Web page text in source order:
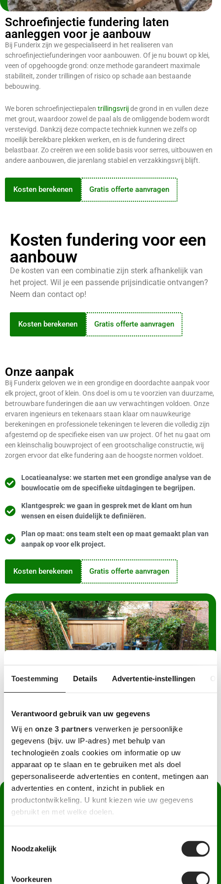
Toestemming Details Advertentie-instellingen
Verantwoord gebruik van uw gegevens
Wij en onze 3 partners verwerken je persoonlijke
gegevens (bijv. uw IP-adres) met behulp van
technologieën zoals cookies om informatie op uw
apparaat op te slaan en te gebruiken met als doel
gepersonaliseerde advertenties en content, metingen aan
advertenties en content, inzicht in publiek en
productontwikkeling. U kunt kiezen wie uw gegevens
gebruikt en met welke doelen.
verwerkt en stel uw voorkeuren in het
detailgedeelte
in.
Noodzakelijk
Voorkeuren
Schroefinjectie fundering laten
aanleggen voor je aanbouw
Bij Funderix zijn we gespecialiseerd in het realiseren van
schroefinjectiefunderingen voor aanbouwen. Of je nu bouwt op klei,
veen of opgehoogde grond: onze methode garandeert maximale
stabiliteit, zonder trillingen of risico op schade aan bestaande
bebouwing.
We boren schroefinjectiepalen trillingsvrijde grond in en vullen deze
met grout, waardoor zowel de paal als de omliggende bodem wordt
verstevigd. Dankzij deze compacte techniek kunnen we zelfs op
moeilijk bereikbare plekken werken, en is de fundering direct
belastbaar. Zo creëren we een solide basis voor serres, uitbouwen en
andere aanbouwen, die jarenlang stabiel en verzakkingsvrij blijft.
Kosten berekenen Gratis offerte aanvragen
Kosten fundering voor een
aanbouw
De kosten van een combinatie zijn sterk afhankelijk van
het project. Wil je een passende prijsindicatie ontvangen?
Neem dan contact op!
Kosten berekenen Gratis offerte aanvragen
Onze aanpak
Bij Funderix geloven we in een grondige en doordachte aanpak voor
elk project, groot of klein. Ons doel is om u te voorzien van duurzame,
betrouwbare funderingen die aan uw verwachtingen voldoen. Onze
ervaren ingenieurs en tekenaars staan klaar om nauwkeurige
berekeningen en professionele tekeningen te leveren die volledig zijn
afgestemd op de specifieke eisen van uw project. Of het nu gaat om
een kleinschalig bouwproject of een grootschalige constructie, wij
zorgen ervoor dat elke fundering aan de hoogste normen voldoet.
Locatieanalyse: we starten met een grondige analyse van de
bouwlocatie om de specifieke uitdagingen te begrijpen.
Klantgesprek: we gaan in gesprek met de klant om hun
wensen en eisen duidelijk te definiëren.
Plan op maat: ons team stelt een op maat gemaakt plan van
aanpak op voor elk project.
Kosten berekenen Gratis offerte aanvragen
Thomas van 't
Wout
fundering voor een
“Waar anderen
zien wij het plan.”
Thomas van 't Wout